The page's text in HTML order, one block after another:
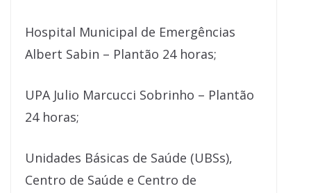
Hospital Municipal de Emergências
Albert Sabin – Plantão 24 horas;
UPA Julio Marcucci Sobrinho – Plantão
24 horas;
Unidades Básicas de Saúde (UBSs),
Centro de Saúde e Centro de